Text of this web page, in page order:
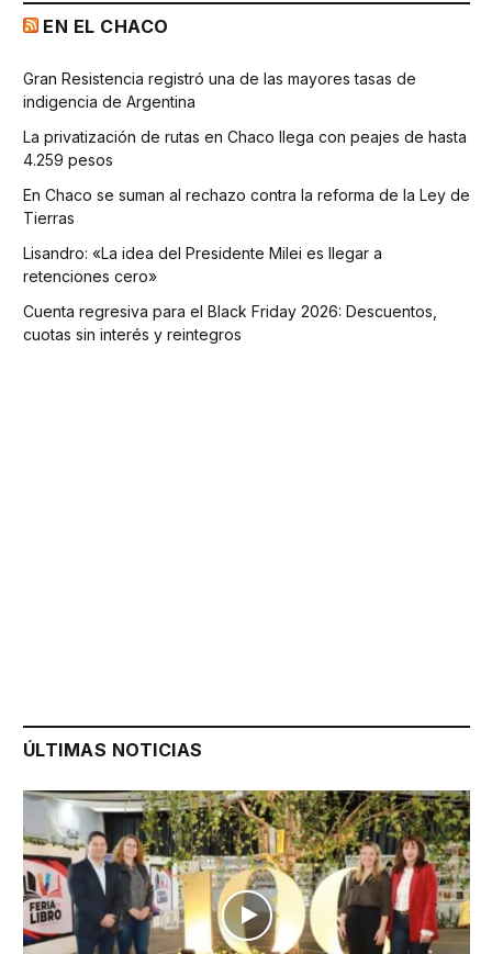
EN EL CHACO
Gran Resistencia registró una de las mayores tasas de
indigencia de Argentina
La privatización de rutas en Chaco llega con peajes de hasta
4.259 pesos
En Chaco se suman al rechazo contra la reforma de la Ley de
Tierras
Lisandro: «La idea del Presidente Milei es llegar a
retenciones cero»
Cuenta regresiva para el Black Friday 2026: Descuentos,
cuotas sin interés y reintegros
ÚLTIMAS NOTICIAS